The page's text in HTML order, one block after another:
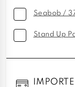
Seabob /
Stand Up